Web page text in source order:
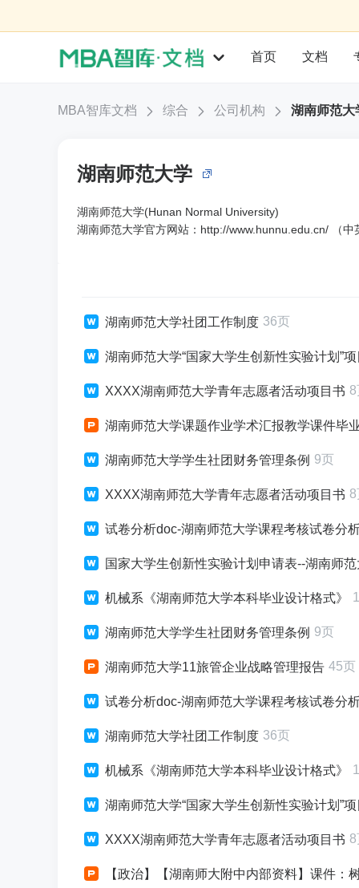
首页 文档
MBA智库文档 综合 公司机构 湖南师范大
湖南师范大学
湖南师范大学(Hunan Normal University)
湖南师范大学官方网站：http://www.hunnu.edu.cn/ （中
湖南师范大学社团工作制度 36页
湖南师范大学“国家大学生创新性实验计划”
XXXX湖南师范大学青年志愿者活动项目书 8
湖南师范大学课题作业学术汇报教学课件毕
湖南师范大学学生社团财务管理条例 9页
XXXX湖南师范大学青年志愿者活动项目书 8
试卷分析doc-湖南师范大学课程考核试卷分
国家大学生创新性实验计划申请表--湖南师
机械系《湖南师范大学本科毕业设计格式》
湖南师范大学学生社团财务管理条例 9页
湖南师范大学11旅管企业战略管理报告 45页
试卷分析doc-湖南师范大学课程考核试卷分
湖南师范大学社团工作制度 36页
机械系《湖南师范大学本科毕业设计格式》
湖南师范大学“国家大学生创新性实验计划”
XXXX湖南师范大学青年志愿者活动项目书 8
【政治】【湖南师大附中内部资料】课件：